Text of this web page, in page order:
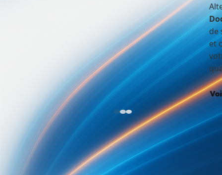
Alternative locale aux grandes enseignes type
, nous vous proposons une sélection
de smartphones neufs et reconditionnés, garantis
et configurés par nos soins. Nous reprenons
votre ancien appareil et transférons vos données
quand c’est possible.
Voir la section Vente